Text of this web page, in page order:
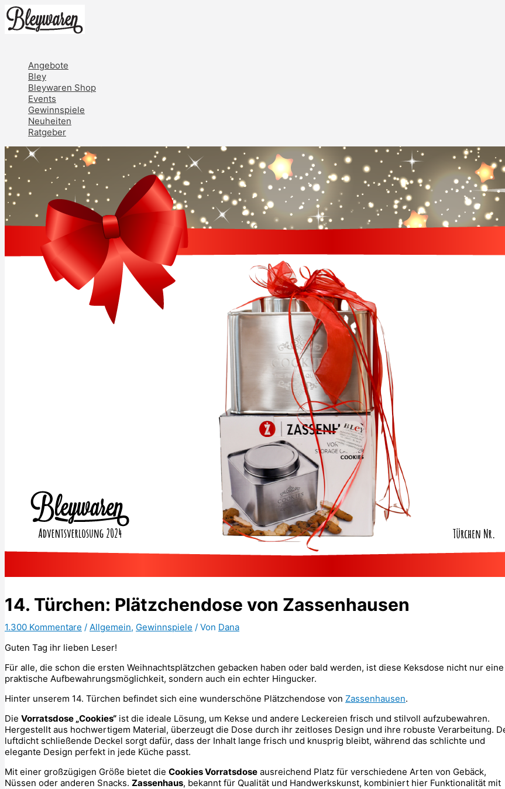
Zum
Inhalt
springen
Angebote
Bley
Bleywaren Shop
Events
Gewinnspiele
Neuheiten
Ratgeber
14. Türchen: Plätzchendose von Zassenhausen
1.300 Kommentare / Allgemein, Gewinnspiele / Von Dana
Guten Tag ihr lieben Leser!
Für alle, die schon die ersten Weihnachtsplätzchen gebacken haben oder bald werden, ist diese Keksdose nicht nur eine
praktische Aufbewahrungsmöglichkeit, sondern auch ein echter Hingucker.
Hinter unserem 14. Türchen befindet sich eine wunderschöne Plätzchendose von Zassenhausen.
Die Vorratsdose „Cookies“ ist die ideale Lösung, um Kekse und andere Leckereien frisch und stilvoll aufzubewahren.
Hergestellt aus hochwertigem Material, überzeugt die Dose durch ihr zeitloses Design und ihre robuste Verarbeitung.
luftdicht schließende Deckel sorgt dafür, dass der Inhalt lange frisch und knusprig bleibt, während das schlichte und
elegante Design perfekt in jede Küche passt.
Mit einer großzügigen Größe bietet die Cookies Vorratsdose ausreichend Platz für verschiedene Arten von Gebäck,
Nüssen oder anderen Snacks. Zassenhaus, bekannt für Qualität und Handwerkskunst, kombiniert hier Funktionalität mit